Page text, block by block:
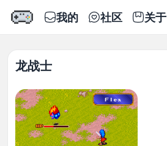
我的 社区 关于
龙战士